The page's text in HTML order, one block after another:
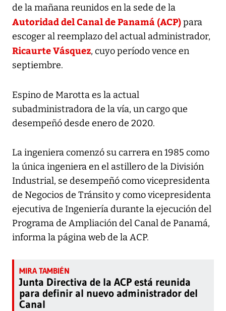
de la mañana reunidos en la sede de la
Autoridad del Canal de Panamá (ACP)para
escoger al reemplazo del actual administrador,
Ricaurte Vásquez, cuyo período vence en
septiembre.
Espino de Marottaes la actual
subadministradora de la vía, un cargo que
desempeñó desde enero de 2020.
La ingeniera comenzó su carrera en 1985 como
la única ingeniera en el astillero de la División
Industrial, se desempeñó como vicepresidenta
de Negocios de Tránsito y como vicepresidenta
ejecutiva de Ingeniería durante la ejecución del
Programa de Ampliación del Canal de Panamá,
informa la página web de la ACP.
Junta Directiva de la ACP está reunida
para definir al nuevo administrador del
Canal